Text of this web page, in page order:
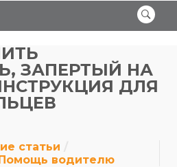
ЗАПЕРТЫЙ НА
ДЛЯ
статьи
водителю